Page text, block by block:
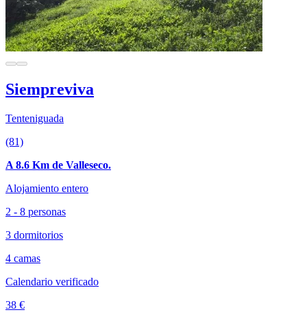
Siempreviva
Tenteniguada
(81)
A 8.6 Km de Valleseco.
Alojamiento entero
2 - 8 personas
3 dormitorios
4 camas
Calendario verificado
38 €